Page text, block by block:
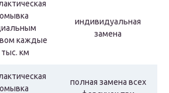
каждые
км
индивидуальная
замена
полная замена всех